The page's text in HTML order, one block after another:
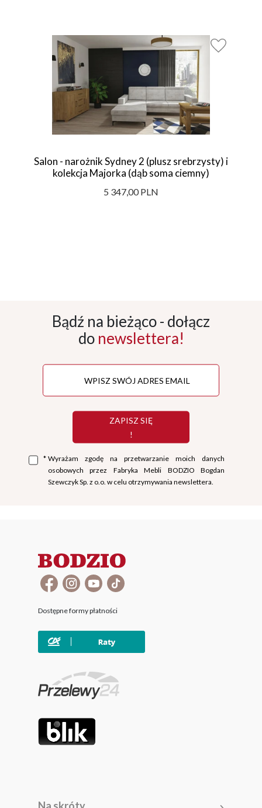
Salon - narożnik Sydney 2 (plusz srebrzysty) i
kolekcja Majorka (dąb soma ciemny)
5 347,00 PLN
Bądź na bieżąco - dołącz
do newslettera!
ZAPISZ SIĘ
!
* Wyrażam zgodę na przetwarzanie moich danych
osobowych przez Fabryka Mebli BODZIO Bogdan
Szewczyk Sp. z o.o. w celu otrzymywania newslettera.
Dostępne formy płatności